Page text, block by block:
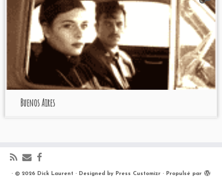
Buenos Aires
· © 2026 Dick Laurent · Designed by Press Customizr · Propulsé par